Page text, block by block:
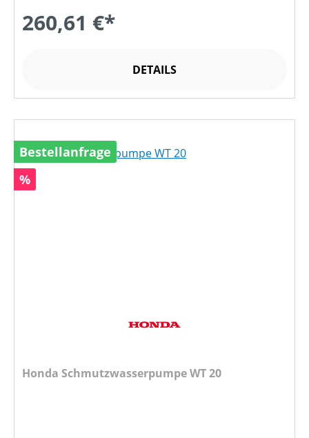
260,61 €*
DETAILS
Bestellanfrage
Rabatt
%
Honda Schmutzwasserpumpe WT 20